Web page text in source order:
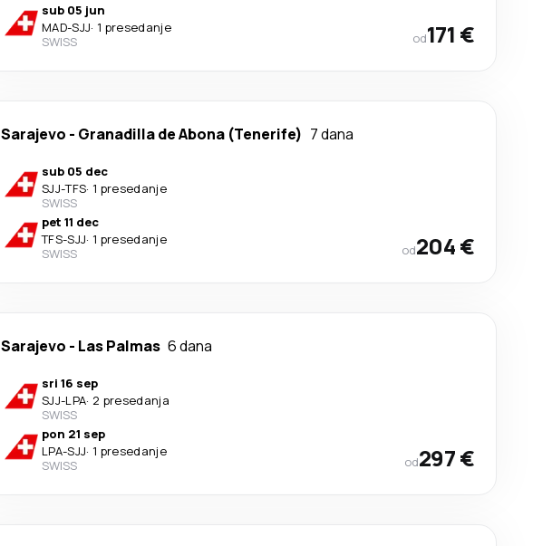
sub 05 jun
MAD-SJJ· 1 presedanje
SWISS
od171 €
Sarajevo - Granadilla de Abona (Tenerife) 7 dana
sub 05 dec
SJJ-TFS· 1 presedanje
SWISS
pet 11 dec
TFS-SJJ· 1 presedanje
SWISS
od204 €
Sarajevo - Las Palmas 6 dana
sri 16 sep
SJJ-LPA· 2 presedanja
SWISS
pon 21 sep
LPA-SJJ· 1 presedanje
SWISS
od297 €